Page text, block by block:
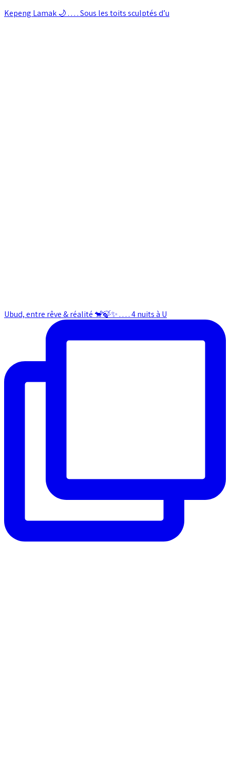
Kepeng Lamak 🌙 . . . . Sous les toits sculptés d’u
Ubud, entre rêve & réalité 🐒🍃✨ . . . . 4 nuits à U